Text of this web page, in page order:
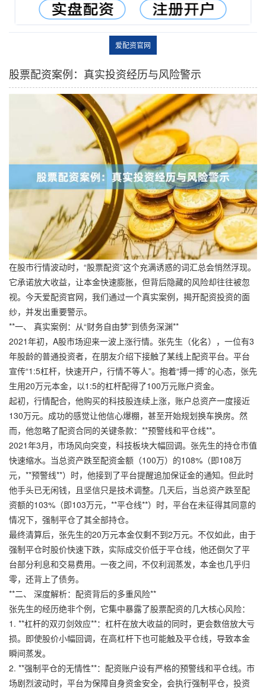
爱配资官网
股票配资案例：真实投资经历与风险警示
在股市行情波动时，“股票配资”这个充满诱惑的词汇总会悄然浮现。
它承诺放大收益，让本金快速膨胀，但背后隐藏的风险却往往被忽
视。今天爱配资官网，我们通过一个真实案例，揭开配资投资的面
纱，并发出重要警示。
**一、 真实案例：从“财务自由梦”到债务深渊**
2021年初，A股市场迎来一波上涨行情。张先生（化名），一位有3
年股龄的普通投资者，在朋友介绍下接触了某线上配资平台。平台
宣传“1:5杠杆，快速开户，行情不等人”。抱着“搏一搏”的心态，张先
生用20万元本金，以1:5的杠杆配得了100万元账户资金。
起初，行情配合，他购买的科技股连续上涨，账户总资产一度接近
130万元。成功的感觉让他信心爆棚，甚至开始规划换车换房。然
而，他忽略了配资合同的关键条款：**预警线和平仓线**。
2021年3月，市场风向突变，科技板块大幅回调。张先生的持仓市值
快速缩水。当总资产跌至配资金额（100万）的108%（即108万
元，**预警线**）时，他接到了平台提醒追加保证金的通知。但此时
他手头已无闲钱，且坚信只是技术调整。几天后，当总资产跌至配
资额的103%（即103万元，**平仓线**）时，平台在未征得其同意的
情况下，强制平仓了其全部持仓。
最终清算后，张先生的20万元本金仅剩不到2万元。不仅如此，由于
强制平仓时股价快速下跌，实际成交价低于平仓线，他还倒欠了平
台部分利息和交易费用。一夜之间，不仅利润蒸发，本金也几乎归
零，还背上了债务。
**二、 深度解析：配资背后的多重风险**
张先生的经历绝非个例，它集中暴露了股票配资的几大核心风险：
1. **杠杆的双刃剑效应**：杠杆在放大收益的同时，更会数倍放大亏
损。即使股价小幅回调，在高杠杆下也可能触及平仓线，导致本金
瞬间蒸发。
2. **强制平仓的无情性**：配资账户设有严格的预警线和平仓线。市
场剧烈波动时，平台为保障自身资金安全，会执行强制平仓，投资